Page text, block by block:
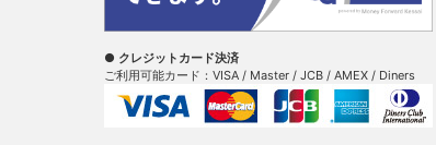
● クレジットカード決済
ご利用可能カード：VISA / Master / JCB / AMEX / Diners